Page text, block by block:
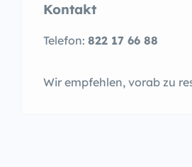
Kontakt
Telefon: 822 17 66 88
Wir empfehlen, vorab zu